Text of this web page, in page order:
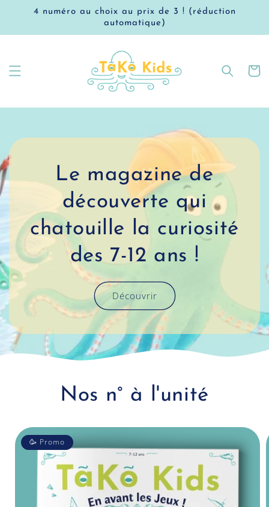
passer
contenu
4 numéro au choix au prix de 3 ! (réduction
automatique)
Panier
Le magazine de
découverte qui
chatouille la curiosité
des 7-12 ans !
Découvrir
Nos n° à l'unité
🥳 Promo